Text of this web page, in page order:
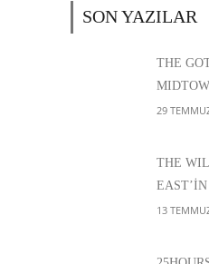
SON YAZILAR
THE
BUTİK
29
THE
13